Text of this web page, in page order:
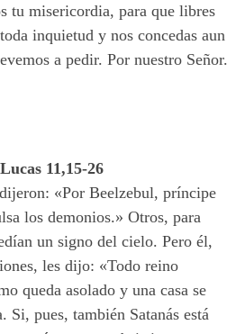
tu misericordia, para que libres
inquietud y nos concedas aun
a pedir. Por nuestro Señor.
11,15-26
«Por Beelzebul, príncipe
los demonios.» Otros, para
un signo del cielo. Pero él,
les dijo: «Todo reino
queda asolado y una casa se
Si, pues, también Satanás está